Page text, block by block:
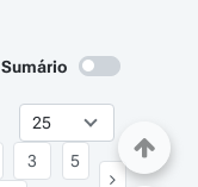
Sumário
3
5